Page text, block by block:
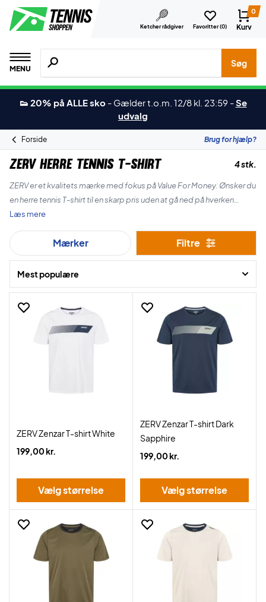
Ketcher rådgiver Favoritter (0)
0
Kurv
MENU
Søg efter produkter, mærker etc.
Søg
👟 20% på ALLE sko - Gælder t.o.m. 12/8 kl. 23:59 -Se
udvalg
Forside Brug for hjælp?
ZERV Herre Tennis T-shirt 4 stk.
ZERV er et kvalitets mærke med fokus på Value For Money. Ønsker du
en herre tennis T-shirt til en skarp pris uden at gå ned på hverken
kvalitet eller komfort? Så tjek udvalget i dag!
Læs mere
Mærker Filtre
Mest populære
ZERV Zenzar T-shirt White
199,00 kr.
Vælg størrelse
ZERV Zenzar T-shirt Dark
Sapphire
199,00 kr.
Vælg størrelse